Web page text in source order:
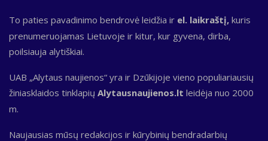
To paties pavadinimo bendrovė leidžia ir el. laikraštį, kuris
prenumeruojamas Lietuvoje ir kitur, kur gyvena, dirba,
poilsiauja alytiškiai.
UAB „Alytaus naujienos“ yra ir Dzūkijoje vieno populiariausių
žiniasklaidos tinklapių Alytausnaujienos.lt leidėja nuo 2000
m.
Naujausias mūsų redakcijos ir kūrybinių bendradarbių